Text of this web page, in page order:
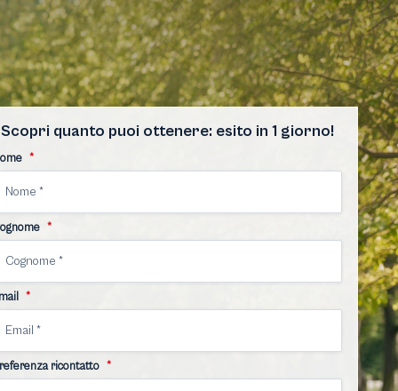
Scopri quanto puoi ottenere: esito in 1 giorno!
*
*
*
ricontatto *